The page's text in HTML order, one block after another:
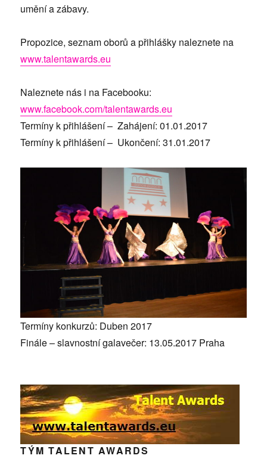
umění a zábavy.
Propozice, seznam oborů a přihlášky naleznete na
www.talentawards.eu
Naleznete nás i na Facebooku:
www.facebook.com/talentawards.eu
Termíny k přihlášení – Zahájení: 01.01.2017
Termíny k přihlášení – Ukončení: 31.01.2017
Termíny konkurzů: Duben 2017
Finále – slavnostní galavečer: 13.05.2017 Praha
TÝM TALENT AWARDS